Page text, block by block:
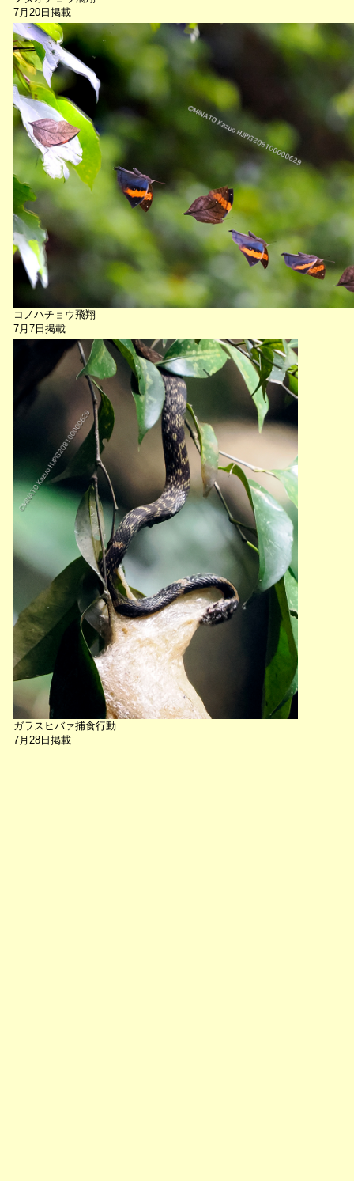
7月20日掲載
コノハチョウ飛翔
7月7日掲載
ガラスヒバァ捕食行動
7月28日掲載